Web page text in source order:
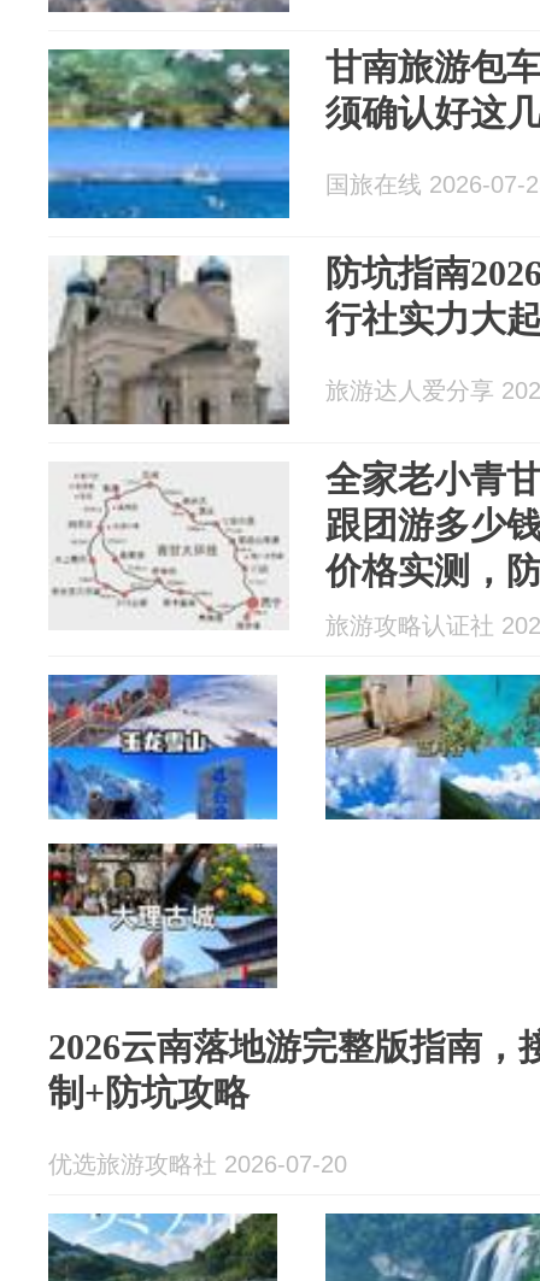
甘南旅游包
须确认好这
国旅在线 2026-07-
防坑指南
行社实力大
旅游达人爱分享
全家老小青
跟团游多少
价格实测，
力。
旅游攻略认证社
2026云南落地游完整版指南，
制+防坑攻略
优选旅游攻略社 2026-07-20